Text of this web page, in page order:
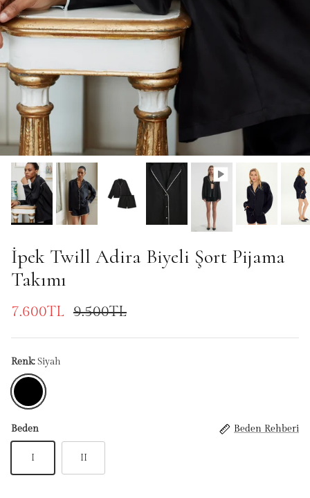
İpek Twill Adira Biyeli Şort Pijama
Takımı
7.600TL 9.500TL
Renk:Siyah
Siyah
Beden Beden Rehberi
I II